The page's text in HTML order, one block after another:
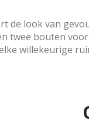
de look van
twee bouten
willekeurige